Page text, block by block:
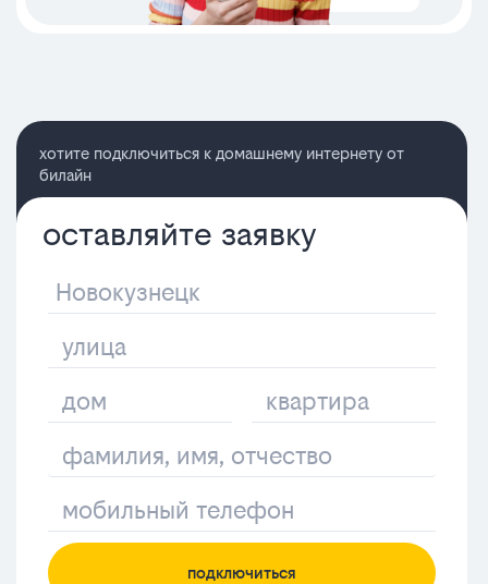
хотите подключиться к домашнему интернету от
билайн
оставляйте заявку
подключиться